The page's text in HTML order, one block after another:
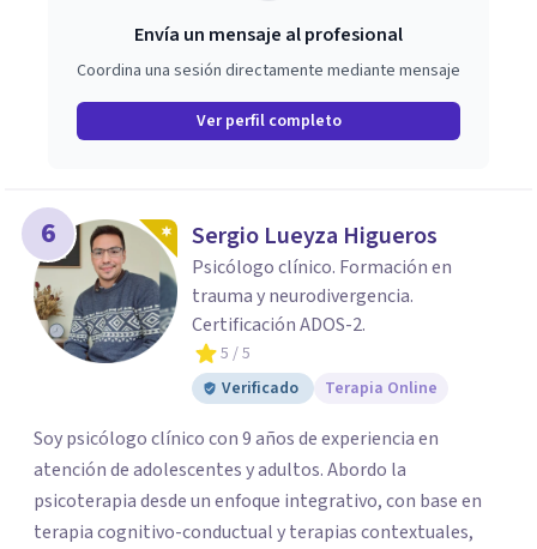
Envía un mensaje al profesional
Coordina una sesión directamente mediante mensaje
Ver perfil completo
6 Sergio Lueyza Higueros
Psicólogo clínico. Formación en
trauma y neurodivergencia.
Certificación ADOS-2.
5 / 5
Verificado
Terapia Online
Soy psicólogo clínico con 9 años de experiencia en
atención de adolescentes y adultos. Abordo la
psicoterapia desde un enfoque integrativo, con base en
terapia cognitivo-conductual y terapias contextuales,